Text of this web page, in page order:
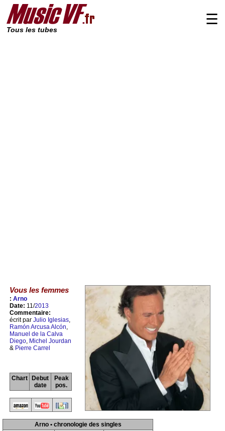
Tous les tubes
☰
Vous les femmes
: Arno
Date: 11/2013
Commentaire:
écrit par Julio Iglesias,
Ramón Arcusa Alcón,
Manuel de la Calva
Diego, Michel Jourdan
& Pierre Carrel
Chart
Debut
date
Peak
pos.
Arno • chronologie des singles